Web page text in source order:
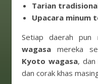
Tarian
Upacara minum
Setiap daerah pun
wagasa mereka
Kyoto wagasa, dan
dan corak khas